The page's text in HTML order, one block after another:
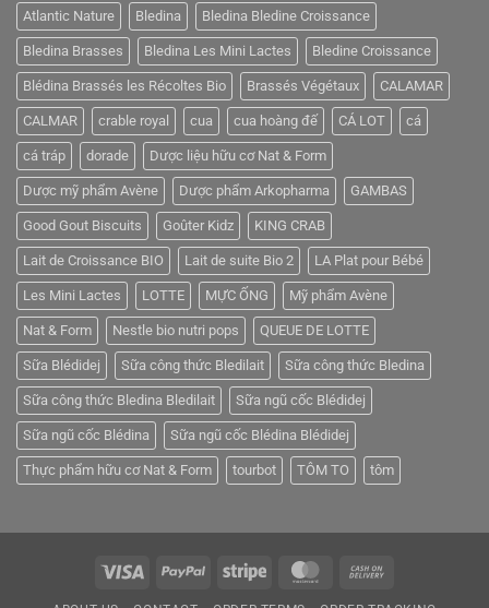
đứng
thứ
7
đối
tác
thương
mại
logistics
với
Mỹ
Atlantic Nature Bledina Bledina Bledine Croissance
Bledina Brasses Bledina Les Mini Lactes Bledine Croissance
Blédina Brassés les Récoltes Bio Brassés Végétaux CALAMAR
CALMAR crable royal cua cua hoàng đế CÁ LOT cá
cá tráp dorade Dược liệu hữu cơ Nat & Form
Dược mỹ phẩm Avène Dược phẩm Arkopharma GAMBAS
Good Gout Biscuits Goûter Kidz KING CRAB
Lait de Croissance BIO Lait de suite Bio 2 LA Plat pour Bébé
Les Mini Lactes LOTTE MỰC ỐNG Mỹ phẩm Avène
Nat & Form Nestle bio nutri pops QUEUE DE LOTTE
Sữa Blédidej Sữa công thức Bledilait Sữa công thức Bledina
Sữa công thức Bledina Bledilait Sữa ngũ cốc Blédidej
Sữa ngũ cốc Blédina Sữa ngũ cốc Blédina Blédidej
Thực phẩm hữu cơ Nat & Form tourbot TÔM TO tôm
Visa PayPal Stripe MasterCard